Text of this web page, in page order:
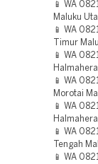
📱 WA
Maluku
📱 WA
Timur
📱 WA
📱 WA
Morotai
📱 WA
📱 WA
Tengah
📱 WA